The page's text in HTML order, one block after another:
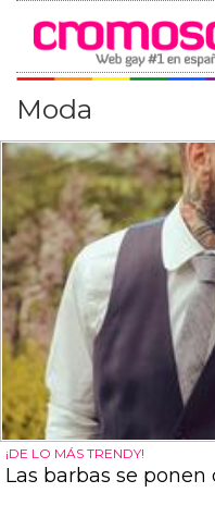
Moda
¡DE LO MÁS TRENDY!
Las barbas se ponen